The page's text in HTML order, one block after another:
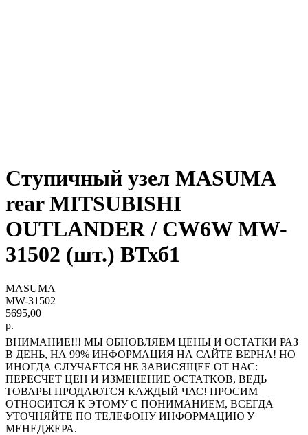
Ступичный узел MASUMA
rear MITSUBISHI
OUTLANDER / CW6W MW-
31502 (шт.) ВТхб1
MASUMA
MW-31502
5695,00
р.
ВНИМАНИЕ!!! МЫ ОБНОВЛЯЕМ ЦЕНЫ И ОСТАТКИ РАЗ
В ДЕНЬ, НА 99% ИНФОРМАЦИЯ НА САЙТЕ ВЕРНА! НО
ИНОГДА СЛУЧАЕТСЯ НЕ ЗАВИСЯЩЕЕ ОТ НАС:
ПЕРЕСЧЕТ ЦЕН И ИЗМЕНЕНИЕ ОСТАТКОВ, ВЕДЬ
ТОВАРЫ ПРОДАЮТСЯ КАЖДЫЙ ЧАС! ПРОСИМ
ОТНОСИТСЯ К ЭТОМУ С ПОНИМАНИЕМ, ВСЕГДА
УТОЧНЯЙТЕ ПО ТЕЛЕФОНУ ИНФОРМАЦИЮ У
МЕНЕДЖЕРА.